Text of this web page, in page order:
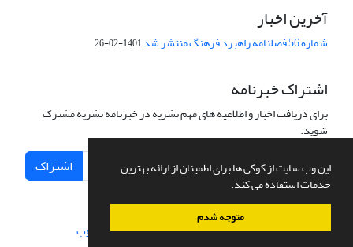
این وب سایت از کوکی ها برای اطمینان از ارائه بهترین
خدمات استفاده می کند.
متوجه شدم
آخرین اخبار
شماره 56 فصلنامه راهبرد فرهنگ منتشر شد 1401-02-26
اشتراک خبرنامه
برای دریافت اخبار و اطلاعیه های مهم نشریه در خبرنامه نشریه مشترک
شوید.
اشتراک
سامانه مدیریت نشریات علمی.طراحی و پیاده سازی از سیناوب